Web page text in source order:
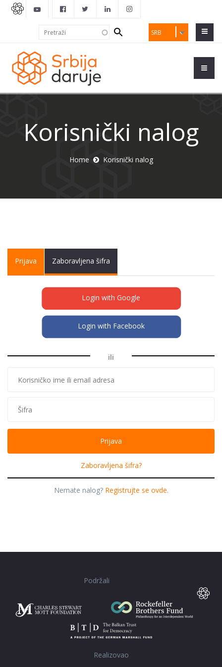
SRB
Search
form
Korisnički nalog
Home Korisnički nalog
Primary tabs
Prijava (activeZaboravljena šifra
Login with Google
Login with Facebook
ili
Zaboravljena šifra?
Nemate nalog? Registrujte se ovde.
Podržali
Realizovao